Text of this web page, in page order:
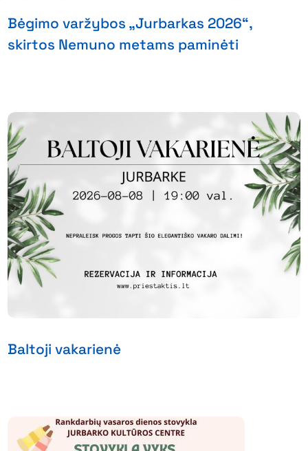
Bėgimo varžybos „Jurbarkas 2026“,
skirtos Nemuno metams paminėti
Baltoji vakarienė